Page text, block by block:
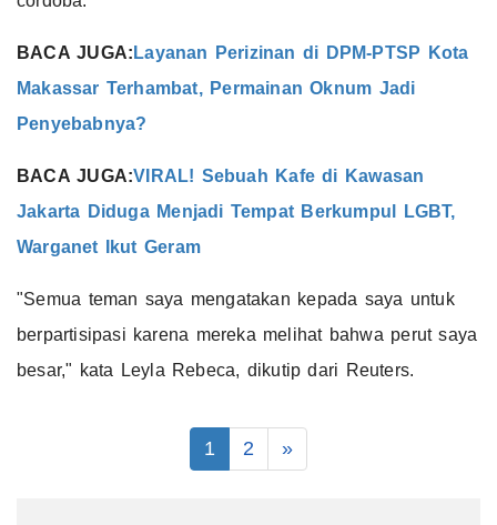
BACA JUGA: Layanan Perizinan di DPM-PTSP Kota
Makassar Terhambat, Permainan Oknum Jadi
Penyebabnya?
BACA JUGA:VIRAL! Sebuah Kafe di Kawasan
Jakarta Diduga Menjadi Tempat Berkumpul LGBT,
Warganet Ikut Geram
"Semua teman saya mengatakan kepada saya untuk
berpartisipasi karena mereka melihat bahwa perut saya
besar," kata Leyla Rebeca, dikutip dari Reuters.
1 2 »